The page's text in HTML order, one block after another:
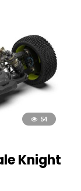
54
Knight